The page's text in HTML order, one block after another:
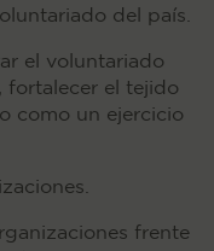
del país.
el voluntariado
fortalecer el tejido
como un ejercicio
frente